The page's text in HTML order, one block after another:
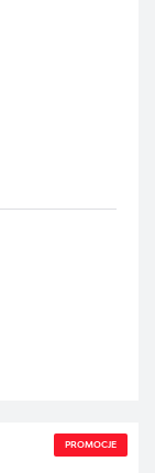
PROMOCJE